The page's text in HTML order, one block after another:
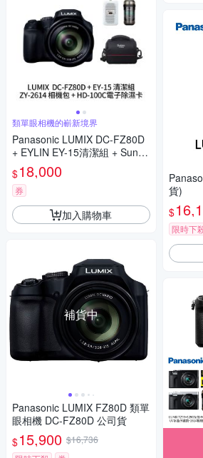
類單眼相機的嶄新境界
Panasonic LUMIX DC-FZ80D
+ EYLIN EY-15清潔組 + SunLi
ght ZY-2614相機包 + EirMai 銳
瑪 HD-100C電子除濕卡 FZ80
D (公司貨)
$18,000
券
加入購物車
補貨中
Panasonic LUMIX FZ80D 類單
眼相機 DC-FZ80D 公司貨
$15,900 $16,736
貨)
$
限時下